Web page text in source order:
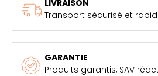
LIVRAISON
Transport sécurisé et
GARANTIE
Produits garantis, SAV